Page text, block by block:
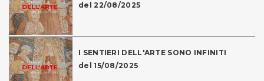
del 22/08/2025
I SENTIERI DELL'ARTE SONO INFINITI
del 15/08/2025